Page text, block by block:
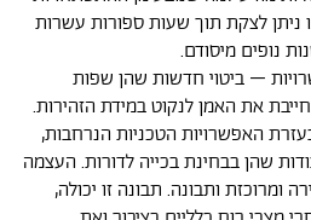
ניתן לצקת תוך שעות ספורות עשרות
נופים מיסודם.
– ביטוי חדשות שהן שפות
את האמן לנקוט במידת הזהירות.
האפשרויות הטכניות הנרחבות,
שהן בבחינת בכייה לדורות. העצמה
ותבונה. תבונה זו יכולה,